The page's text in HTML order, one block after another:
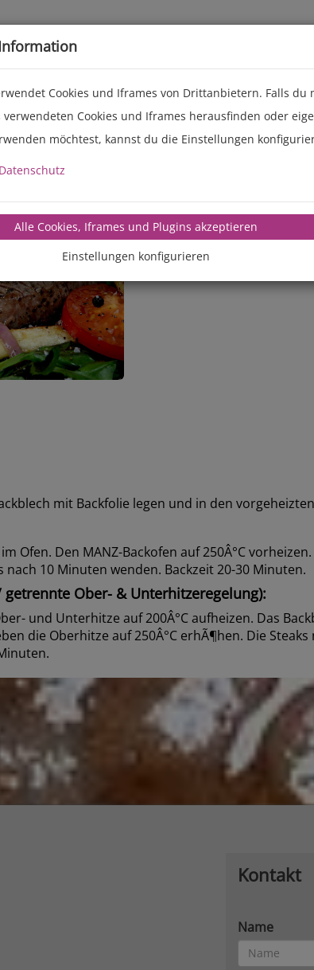
manz-
mit Backfolie legen und in den
Ofen. Den MANZ-Backofen auf 250Â°C
nach 10 Minuten wenden. Backzeit 20-30 Minuten.
getrennte Ober- & Unterhitzeregelung):
und Unterhitze auf 200Â°C aufheizen. Das
die Oberhitze auf 250Â°C erhÃ¶hen. Die
Kontakt
Name
Cookies und Iframes von Drittanbietern. Falls du
Cookies und Iframes herausfinden oder
möchtest, kannst du die Einstellungen
Alle Cookies, Iframes und Plugins akzeptieren
Einstellungen konfigurieren